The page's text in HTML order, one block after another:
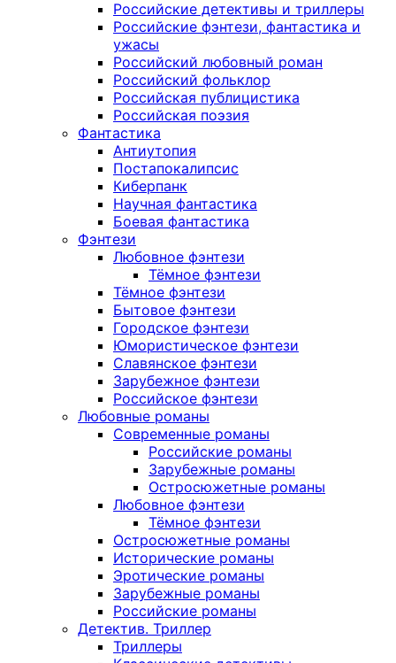
Российские детективы и триллеры
Российские фэнтези, фантастика и
ужасы
Российский любовный роман
Российский фольклор
Российская публицистика
Российская поэзия
Фантастика
Антиутопия
Постапокалипсис
Киберпанк
Научная фантастика
Боевая фантастика
Фэнтези
Любовное фэнтези
Тёмное фэнтези
Тёмное фэнтези
Бытовое фэнтези
Городское фэнтези
Юмористическое фэнтези
Славянское фэнтези
Зарубежное фэнтези
Российское фэнтези
Любовные романы
Современные романы
Российские романы
Зарубежные романы
Остросюжетные романы
Любовное фэнтези
Тёмное фэнтези
Остросюжетные романы
Исторические романы
Эротические романы
Зарубежные романы
Российские романы
Детектив. Триллер
Триллеры